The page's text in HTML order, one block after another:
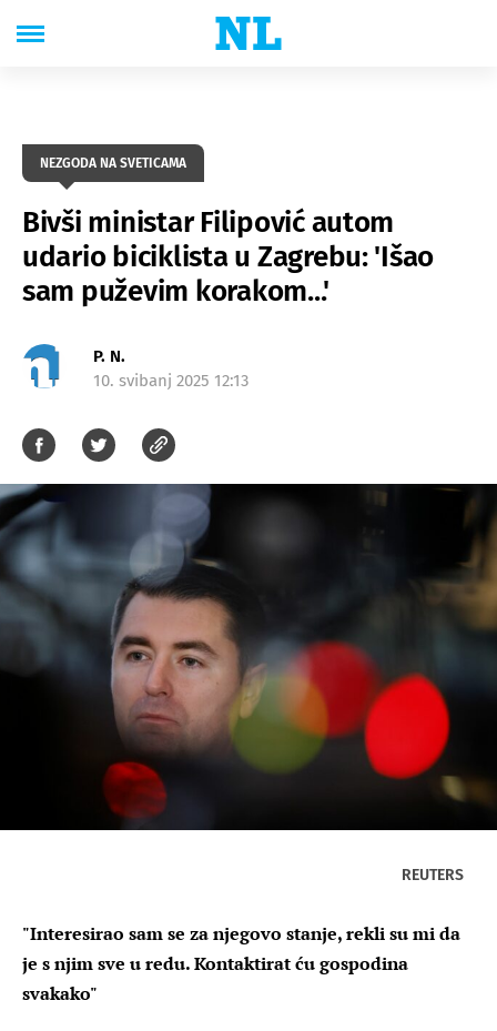
NEZGODA NA SVETICAMA
Bivši ministar Filipović autom
udario biciklista u Zagrebu: 'Išao
sam puževim korakom...'
P. N.
10. svibanj 2025 12:13
REUTERS
"Interesirao sam se za njegovo stanje, rekli su mi da
je s njim sve u redu. Kontaktirat ću gospodina
svakako"